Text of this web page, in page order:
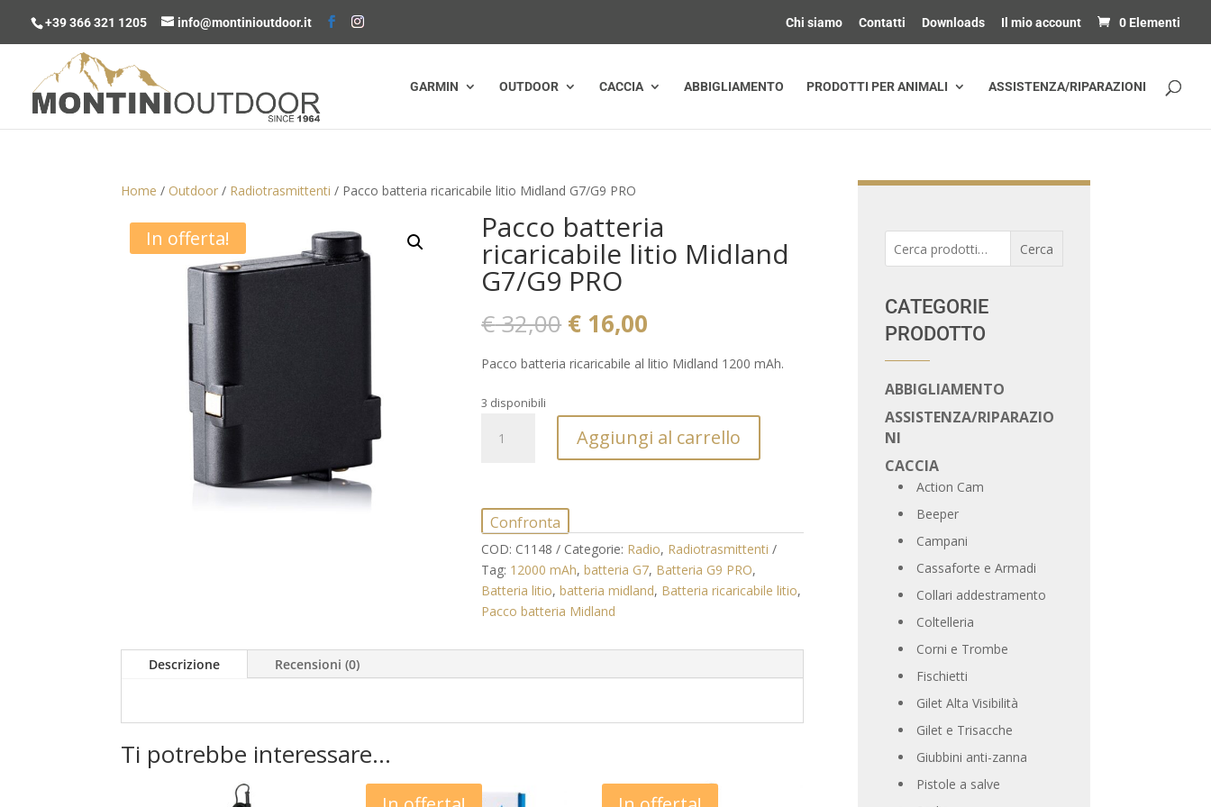
+39 366 321 1205 info@montinioutdoor.it Chi siamo Contatti Downloads Il mio account 0 Elementi
GARMIN OUTDOOR CACCIA ABBIGLIAMENTO PRODOTTI PER ANIMALI ASSISTENZA/RIPARAZIONI
Home / Outdoor / Radiotrasmittenti / Pacco batteria ricaricabile litio Midland G7/G9 PRO
In offerta! Pacco batteria
ricaricabile litio Midland
G7/G9 PRO
€32,00 Il
prezzo
originale
€ 16,00
attuale
Pacco batteria ricaricabile al litio Midland 1200 mAh.
3 disponibili
batteria
Midland
G7/G9
PRO
quantità
Aggiungi al carrello
Confronta
COD: C1148 Categorie: Radio, Radiotrasmittenti
Tag: 12000 mAh,batteria G7, Batteria G9 PRO,
Batteria litio,batteria midland, Batteria ricaricabile litio,
Pacco batteria Midland
Descrizione Recensioni (0)
Ti potrebbe interessare…
Cerca
CATEGORIE
PRODOTTO
ABBIGLIAMENTO
ASSISTENZA/RIPARAZIO
NI
CACCIA
Action Cam
Beeper
Campani
Cassaforte e Armadi
Collari addestramento
Coltelleria
Corni e Trombe
Fischietti
Gilet Alta Visibilità
Gilet e Trisacche
Giubbini anti-zanna
Pistole a salve